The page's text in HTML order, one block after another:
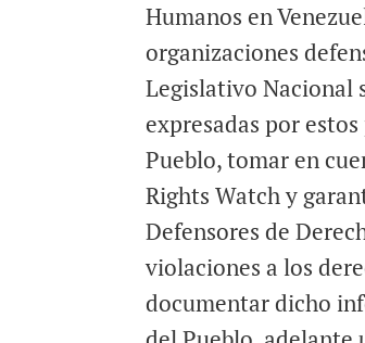
Humanos en
organizaciones
Legislativo Nacional
expresadas por
Pueblo, tomar en
Rights Watch y
Defensores de
violaciones a los
documentar dicho